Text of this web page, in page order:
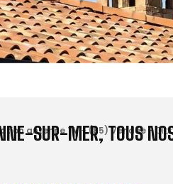
antenne TV-(85) Vendée -
SUR-MER, TOUS